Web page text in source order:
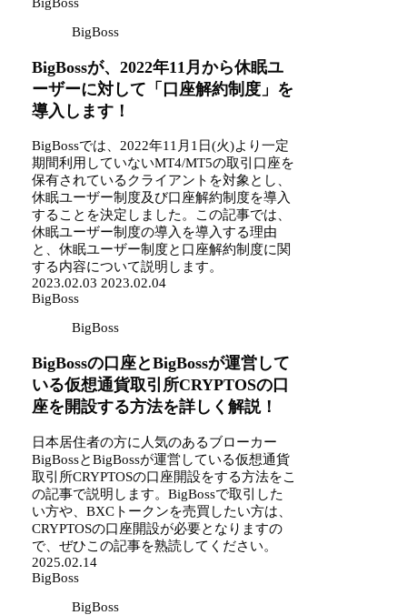
BigBoss
BigBoss
BigBossが、2022年11月から休眠ユ
ーザーに対して「口座解約制度」を
導入します！
BigBossでは、2022年11月1日(火)より一定
期間利用していないMT4/MT5の取引口座を
保有されているクライアントを対象とし、
休眠ユーザー制度及び口座解約制度を導入
することを決定しました。この記事では、
休眠ユーザー制度の導入を導入する理由
と、休眠ユーザー制度と口座解約制度に関
する内容について説明します。
2023.02.03 2023.02.04
BigBoss
BigBoss
BigBossの口座とBigBossが運営して
いる仮想通貨取引所CRYPTOSの口
座を開設する方法を詳しく解説！
日本居住者の方に人気のあるブローカー
BigBossとBigBossが運営している仮想通貨
取引所CRYPTOSの口座開設をする方法をこ
の記事で説明します。BigBossで取引した
い方や、BXCトークンを売買したい方は、
CRYPTOSの口座開設が必要となりますの
で、ぜひこの記事を熟読してください。
2025.02.14
BigBoss
BigBoss